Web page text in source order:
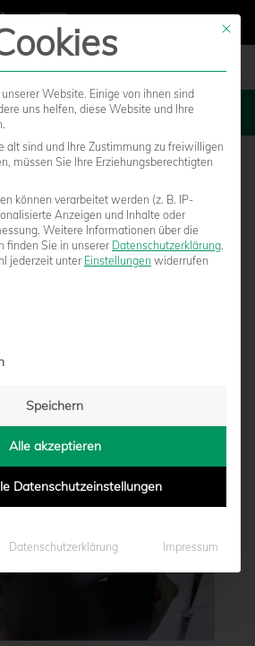
MENU
Münster – Rot-Weiss
Mit
Website. Einige von ihnen sind
uns helfen, diese Website und Ihre
alt sind und Ihre Zustimmung zu freiwilligen
müssen Sie Ihre Erziehungsberechtigten
können verarbeitet werden (z. B. IP-
Anzeigen und Inhalte oder
Weitere Informationen über die
finden Sie in unserer Datenschutzerklärung.
jederzeit unter Einstellungen widerrufen
Service-Gruppen, für die eine
Speichern
Alle akzeptieren
Datenschutzeinstellungen
Datenschutzerklärung Impressum